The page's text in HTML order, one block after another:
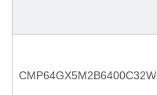
CMP64GX5M2B6400C32W